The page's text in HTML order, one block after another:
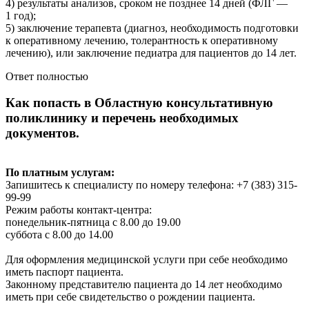
4) результаты анализов, сроком не позднее 14 дней (ФЛГ —
1 год);
5) заключение терапевта (диагноз, необходимость подготовки
к оперативному лечению, толерантность к оперативному
лечению), или заключение педиатра для пациентов до 14 лет.
Ответ полностью
Как попасть в Областную консультативную
поликлинику и перечень необходимых
документов.
По платным услугам:
Запишитесь к специалисту по номеру телефона: +7 (383) 315-
99-99
Режим работы контакт-центра:
понедельник-пятница с 8.00 до 19.00
суббота с 8.00 до 14.00
Для оформления медицинской услуги при себе необходимо
иметь паспорт пациента.
Законному представителю пациента до 14 лет необходимо
иметь при себе свидетельство о рождении пациента.